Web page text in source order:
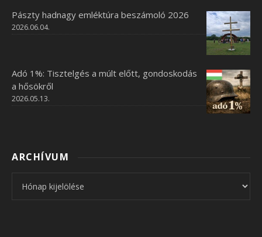
Pászty hadnagy emléktúra beszámoló 2026
2026.06.04.
Adó 1%: Tisztelgés a múlt előtt, gondoskodás
a hősökről
2026.05.13.
ARCHÍVUM